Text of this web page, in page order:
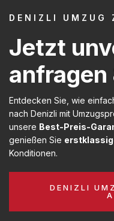
DENIZLI UMZUG
Jetzt
anfragen
Entdecken Sie, wie
nach Denizli mit
unsere Best-Preis-
genießen Sie
Konditionen.
DENIZLI